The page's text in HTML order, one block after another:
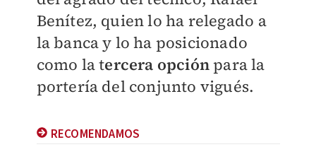
Benítez, quien lo ha relegado a
la banca y lo ha posicionado
como la tercera opciónpara la
portería del conjunto vigués.
RECOMENDAMOS